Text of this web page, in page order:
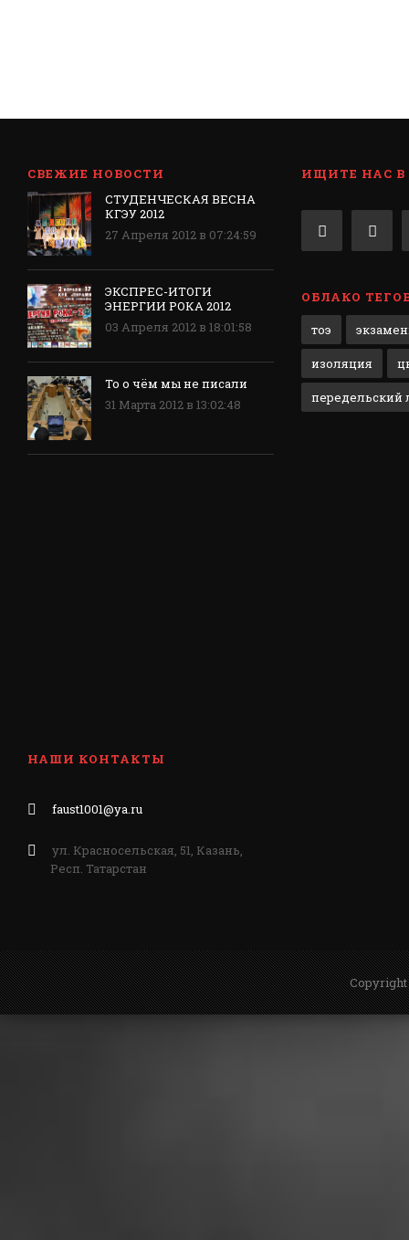
СВЕЖИЕ НОВОСТИ
СТУДЕНЧЕСКАЯ ВЕСНА
КГЭУ 2012
27 Апреля 2012 в 07:24:59
ЭКСПРЕС-ИТОГИ
ЭНЕРГИИ РОКА 2012
03 Апреля 2012 в 18:01:58
То о чём мы не писали
31 Марта 2012 в 13:02:48
ИЩИТЕ НАС В
ОБЛАКО
тоэ
изоляция
передельский
НАШИ КОНТАКТЫ
faust1001@ya.ru
ул. Красносельская, 51, Казань,
Респ. Татарстан